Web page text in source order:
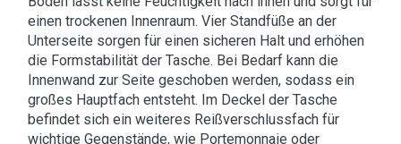
einen trockenen Innenraum. Vier Standfüße an der
Unterseite sorgen für einen sicheren Halt und erhöhen
die Formstabilität der Tasche. Bei Bedarf kann die
Innenwand zur Seite geschoben werden, sodass ein
großes Hauptfach entsteht. Im Deckel der Tasche
befindet sich ein weiteres Reißverschlussfach für
wichtige Gegenstände, wie Portemonnaie oder